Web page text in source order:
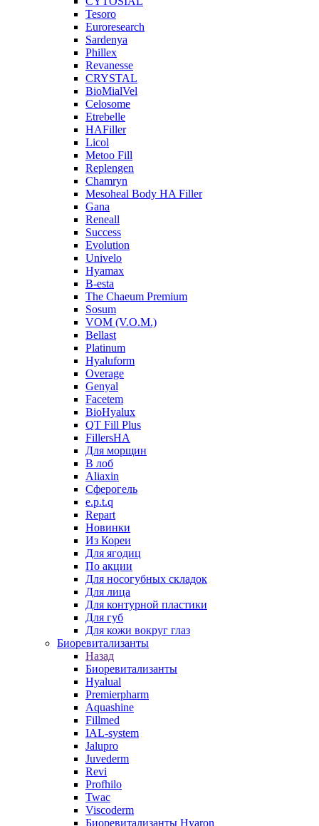
Tesoro
Euroresearch
Sardenya
Phillex
Revanesse
CRYSTAL
BioMialVel
Celosome
Etrebelle
HAFiller
Licol
Metoo Fill
Replengen
Chamryn
Mesoheal Body HA Filler
Gana
Reneall
Success
Evolution
Univelo
Hyamax
B-esta
The Chaeum Premium
Sosum
VOM (V.O.M.)
Bellast
Platinum
Hyaluform
Overage
Genyal
Facetem
BioHyalux
QT Fill Plus
FillersHA
Для морщин
В лоб
Aliaxin
Сферогель
e.p.t.q
Repart
Новинки
Из Кореи
Для ягодиц
По акции
Для носогубных складок
Для лица
Для контурной пластики
Для губ
Для кожи вокруг глаз
Биоревитализанты
Назад
Биоревитализанты
Hyalual
Premierpharm
Aquashine
Fillmed
IAL-system
Jalupro
Juvederm
Revi
Profhilo
Twac
Viscoderm
Биоревитализанты Hyaron